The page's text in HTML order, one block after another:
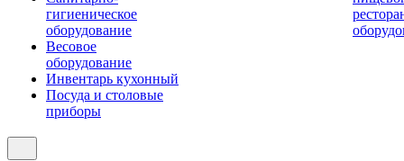
гигиеническое
оборудование
Весовое
оборудование
Инвентарь кухонный
Посуда и столовые
приборы